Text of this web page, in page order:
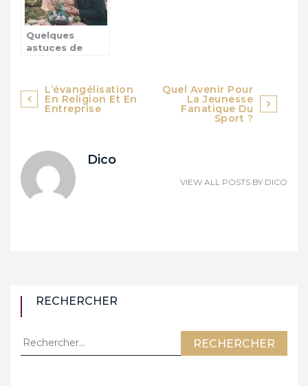
Quelques
astuces de
conjoint
Navigation
de
L’évangélisation
En Religion Et En
Entreprise
Quel Avenir Pour
La Jeunesse
Fanatique Du
Sport ?
Dico
VIEW ALL POSTS BY DICO
RECHERCHER
Rechercher :